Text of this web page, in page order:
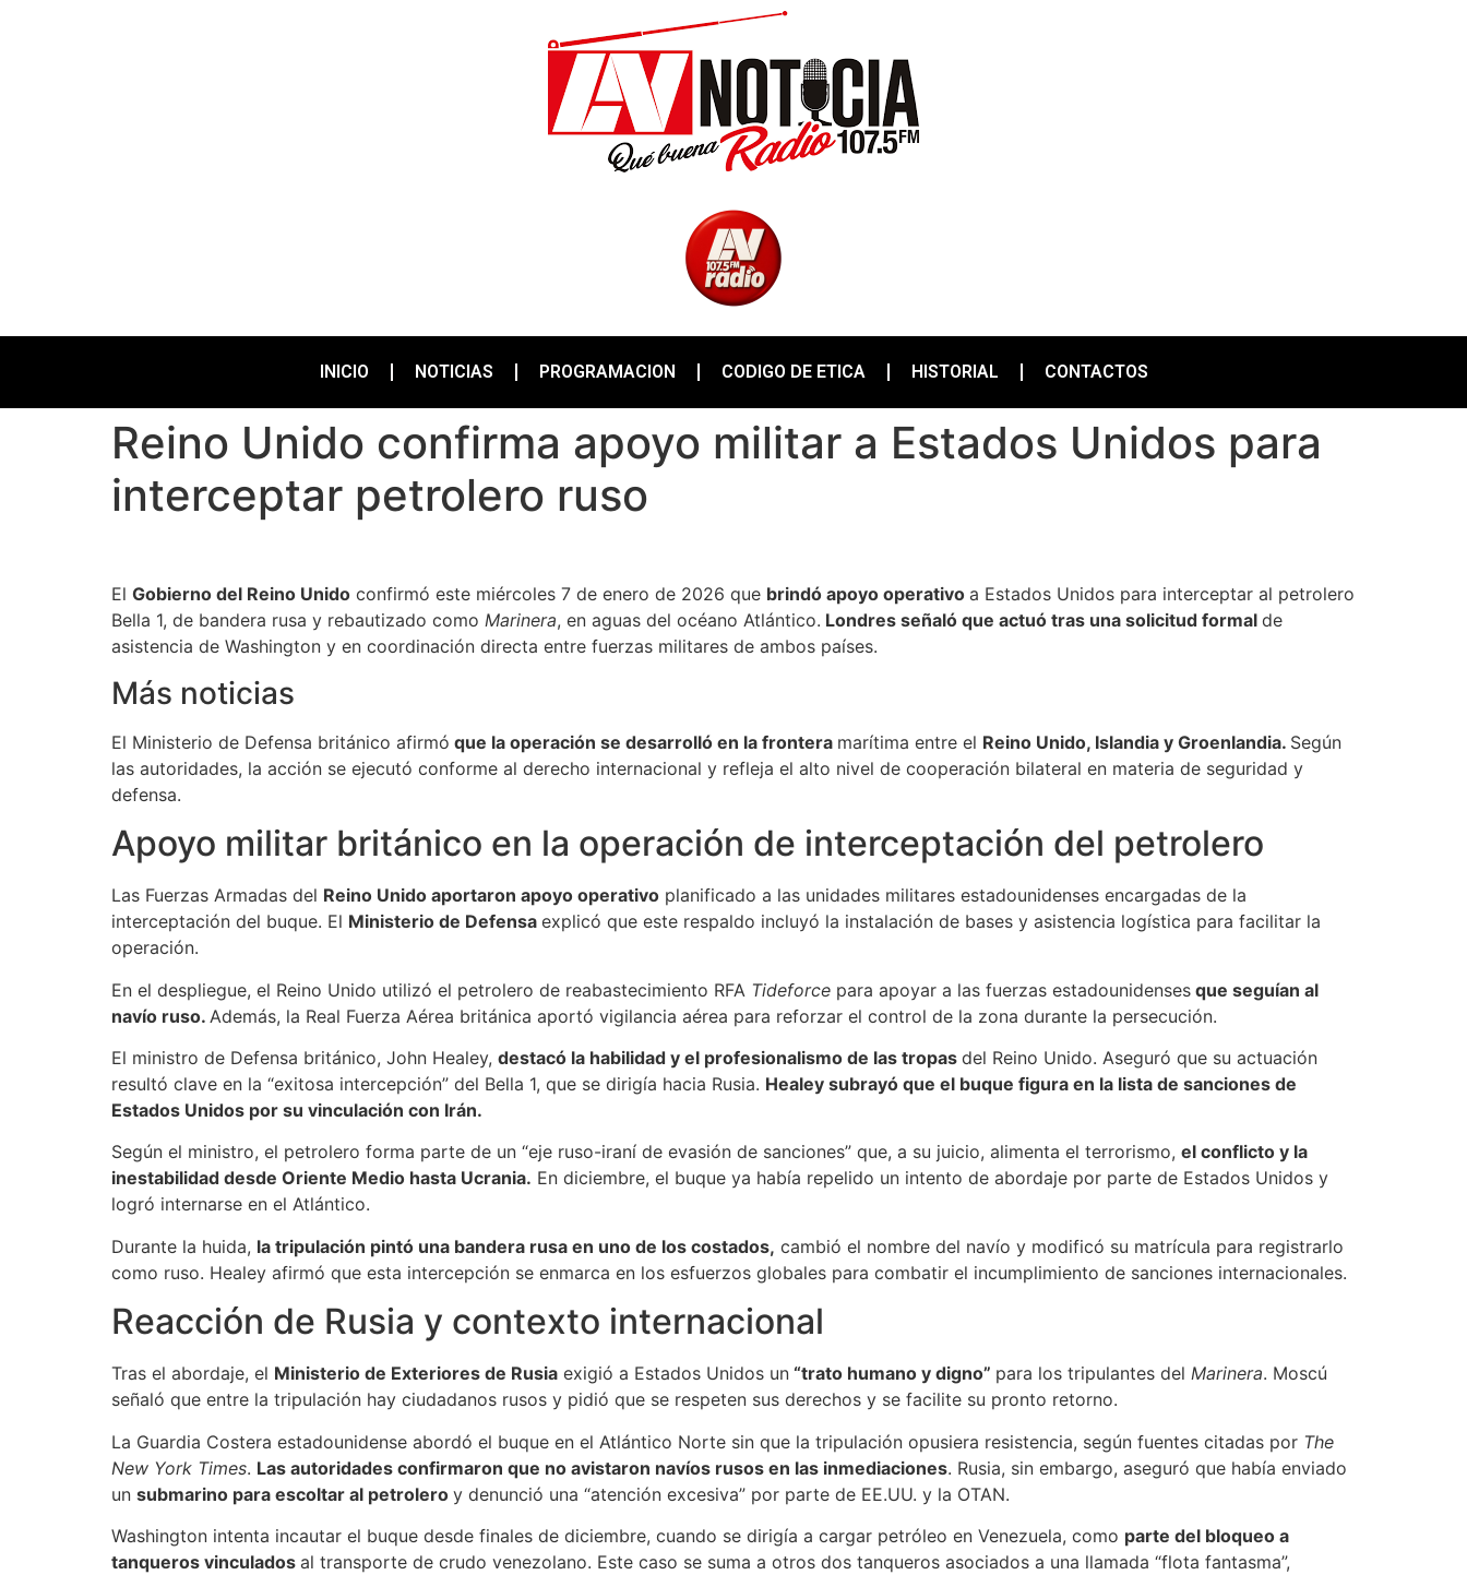
INICIO NOTICIAS PROGRAMACION CODIGO DE ETICA HISTORIAL CONTACTOS
Reino Unido confirma apoyo militar a Estados Unidos para
interceptar petrolero ruso
El Gobierno del Reino Unido confirmó este miércoles 7 de enero de 2026 que brindó apoyo operativo a Estados Unidos para interceptar al petrolero
Bella 1, de bandera rusa y rebautizado como Marinera, en aguas del océano Atlántico. Londres señaló que actuó tras una solicitud formal de
asistencia de Washington y en coordinación directa entre fuerzas militares de ambos países.
Más noticias
El Ministerio de Defensa británico afirmó que la operación se desarrolló en la frontera marítima entre el Reino Unido, Islandia y Groenlandia. Según
las autoridades, la acción se ejecutó conforme al derecho internacional y refleja el alto nivel de cooperación bilateral en materia de seguridad y
defensa.
Apoyo militar británico en la operación de interceptación del petrolero
Las Fuerzas Armadas del Reino Unido aportaron apoyo operativo planificado a las unidades militares estadounidenses encargadas de la
interceptación del buque. El Ministerio de Defensa explicó que este respaldo incluyó la instalación de bases y asistencia logística para facilitar la
operación.
En el despliegue, el Reino Unido utilizó el petrolero de reabastecimiento RFA Tideforce para apoyar a las fuerzas estadounidenses que seguían al
navío ruso. Además, la Real Fuerza Aérea británica aportó vigilancia aérea para reforzar el control de la zona durante la persecución.
El ministro de Defensa británico, John Healey, destacó la habilidad y el profesionalismo de las tropas del Reino Unido. Aseguró que su actuación
resultó clave en la “exitosa intercepción” del Bella 1, que se dirigía hacia Rusia. Healey subrayó que el buque figura en la lista de sanciones de
Estados Unidos por su vinculación con Irán.
Según el ministro, el petrolero forma parte de un “eje ruso-iraní de evasión de sanciones” que, a su juicio, alimenta el terrorismo, el conflicto y la
inestabilidad desde Oriente Medio hasta Ucrania. En diciembre, el buque ya había repelido un intento de abordaje por parte de Estados Unidos y
logró internarse en el Atlántico.
Durante la huida, la tripulación pintó una bandera rusa en uno de los costados, cambió el nombre del navío y modificó su matrícula para registrarlo
como ruso. Healey afirmó que esta intercepción se enmarca en los esfuerzos globales para combatir el incumplimiento de sanciones internacionales.
Reacción de Rusia y contexto internacional
Tras el abordaje, el Ministerio de Exteriores de Rusia exigió a Estados Unidos un “trato humano y digno” para los tripulantes del Marinera. Moscú
señaló que entre la tripulación hay ciudadanos rusos y pidió que se respeten sus derechos y se facilite su pronto retorno.
La Guardia Costera estadounidense abordó el buque en el Atlántico Norte sin que la tripulación opusiera resistencia, según fuentes citadas por The
New York Times. Las autoridades confirmaron que no avistaron navíos rusos en las inmediaciones. Rusia, sin embargo, aseguró que había enviado
un submarino para escoltar al petrolero y denunció una “atención excesiva” por parte de EE.UU. y la OTAN.
Washington intenta incautar el buque desde finales de diciembre, cuando se dirigía a cargar petróleo en Venezuela, como parte del bloqueo a
tanqueros vinculados al transporte de crudo venezolano. Este caso se suma a otros dos tanqueros asociados a una llamada “flota fantasma”,